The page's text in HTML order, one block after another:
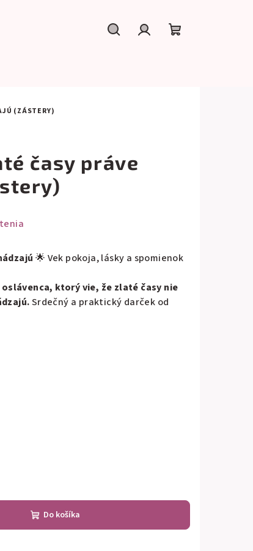
(ZÁSTERY)
časy práve
🌟 Vek pokoja, lásky a spomienok
ktorý vie, že zlaté časy nie
Srdečný a praktický darček od
Do košíka